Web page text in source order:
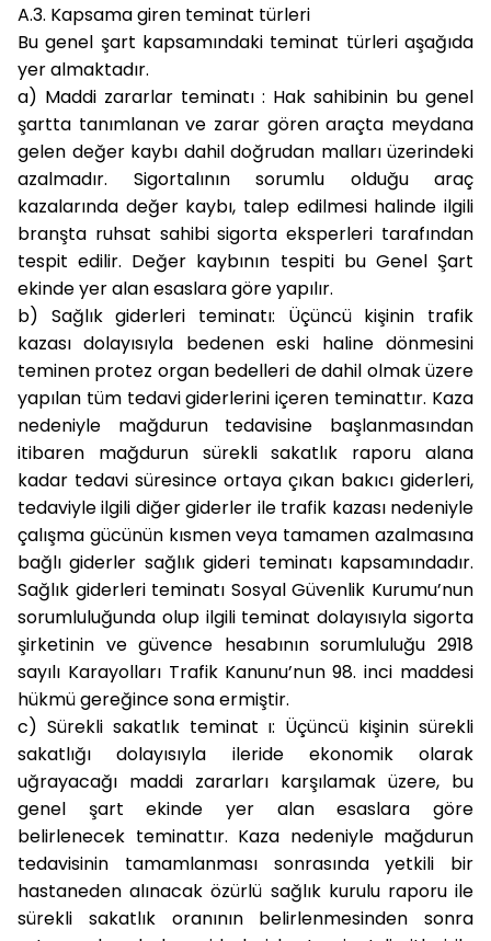
A.3. Kapsama giren teminat türleri
Bu genel şart kapsamındaki teminat türleri aşağıda
yer almaktadır.
a) Maddi zararlar teminatı : Hak sahibinin bu genel
şartta tanımlanan ve zarar gören araçta meydana
gelen değer kaybı dahil doğrudan malları üzerindeki
azalmadır. Sigortalının sorumlu olduğu araç
kazalarında değer kaybı, talep edilmesi halinde ilgili
branşta ruhsat sahibi sigorta eksperleri tarafından
tespit edilir. Değer kaybının tespiti bu Genel Şart
ekinde yer alan esaslara göre yapılır.
b) Sağlık giderleri teminatı: Üçüncü kişinin trafik
kazası dolayısıyla bedenen eski haline dönmesini
teminen protez organ bedelleri de dahil olmak üzere
yapılan tüm tedavi giderlerini içeren teminattır. Kaza
nedeniyle mağdurun tedavisine başlanmasından
itibaren mağdurun sürekli sakatlık raporu alana
kadar tedavi süresince ortaya çıkan bakıcı giderleri,
tedaviyle ilgili diğer giderler ile trafik kazası nedeniyle
çalışma gücünün kısmen veya tamamen azalmasına
bağlı giderler sağlık gideri teminatı kapsamındadır.
Sağlık giderleri teminatı Sosyal Güvenlik Kurumu’nun
sorumluluğunda olup ilgili teminat dolayısıyla sigorta
şirketinin ve güvence hesabının sorumluluğu 2918
sayılı Karayolları Trafik Kanunu’nun 98. inci maddesi
hükmü gereğince sona ermiştir.
c) Sürekli sakatlık teminat ı: Üçüncü kişinin sürekli
sakatlığı dolayısıyla ileride ekonomik olarak
uğrayacağı maddi zararları karşılamak üzere, bu
genel şart ekinde yer alan esaslara göre
belirlenecek teminattır. Kaza nedeniyle mağdurun
tedavisinin tamamlanması sonrasında yetkili bir
hastaneden alınacak özürlü sağlık kurulu raporu ile
sürekli sakatlık oranının belirlenmesinden sonra